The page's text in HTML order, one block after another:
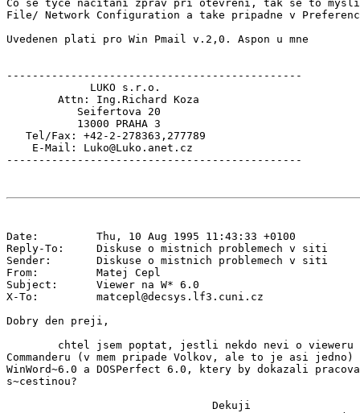
Co se tyce nacitani zprav pri otevreni, tak se to
File/ Network Configuration a take pripadne v
Uvedenen plati pro Win Pmail v.2,0. Aspon u mne
----------------------------------------------
             LUKO s.r.o.
        Attn: Ing.Richard Koza
           Seifertova 20
           13000 PRAHA 3
   Tel/Fax: +42-2-278363,277789
    E-Mail: Luko@Luko.anet.cz
Date:         Thu, 10 Aug 1995 11:43:33 +0100
Reply-To:     Diskuse o mistnich problemech v siti
Sender:       Diskuse o mistnich problemech v siti
From:         Matej Cepl
Subject:      Viewer na W* 6.0
X-To:         matcepl@decsys.lf3.cuni.cz
Dobry den preji,
chtel jsem poptat, jestli nekdo nevi o vieweru
Commanderu (v mem pripade Volkov, ale to je asi jedno)
WinWord~6.0 a DOSPerfect 6.0, ktery by dokazali
s~cestinou?
                                Dekuji